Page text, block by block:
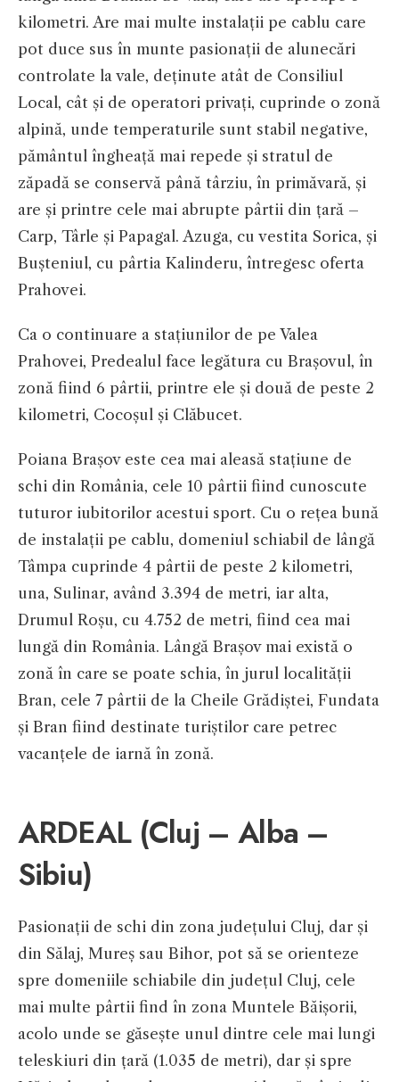
kilometri. Are mai multe instalații pe cablu care
pot duce sus în munte pasionații de alunecări
controlate la vale, deținute atât de Consiliul
Local, cât și de operatori privați, cuprinde o zonă
alpină, unde temperaturile sunt stabil negative,
pământul îngheață mai repede și stratul de
zăpadă se conservă până târziu, în primăvară, și
are și printre cele mai abrupte pârtii din țară –
Carp, Târle și Papagal. Azuga, cu vestita Sorica, și
Bușteniul, cu pârtia Kalinderu, întregesc oferta
Prahovei.
Ca o continuare a stațiunilor de pe Valea
Prahovei, Predealul face legătura cu Brașovul, în
zonă fiind 6 pârtii, printre ele și două de peste 2
kilometri, Cocoșul și Clăbucet.
Poiana Brașov este cea mai aleasă stațiune de
schi din România, cele 10 pârtii fiind cunoscute
tuturor iubitorilor acestui sport. Cu o rețea bună
de instalații pe cablu, domeniul schiabil de lângă
Tâmpa cuprinde 4 pârtii de peste 2 kilometri,
una, Sulinar, având 3.394 de metri, iar alta,
Drumul Roșu, cu 4.752 de metri, fiind cea mai
lungă din România. Lângă Brașov mai există o
zonă în care se poate schia, în jurul localității
Bran, cele 7 pârtii de la Cheile Grădiștei, Fundata
și Bran fiind destinate turiștilor care petrec
vacanțele de iarnă în zonă.
ARDEAL (Cluj – Alba –
Sibiu)
Pasionații de schi din zona județului Cluj, dar și
din Sălaj, Mureș sau Bihor, pot să se orienteze
spre domeniile schiabile din județul Cluj, cele
mai multe pârtii find în zona Muntele Băișorii,
acolo unde se găsește unul dintre cele mai lungi
teleskiuri din țară (1.035 de metri), dar și spre